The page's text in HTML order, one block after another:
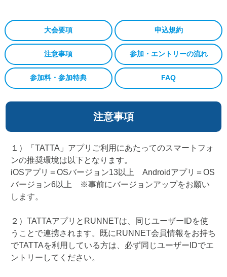
大会要項 申込規約
注意事項 参加・エントリーの流れ
参加料・参加特典 FAQ
注意事項
１）「TATTA」アプリご利用にあたってのスマートフォ
ンの推奨環境は以下となります。
iOSアプリ＝OSバージョン13以上 Androidアプリ＝OS
バージョン6以上 ※事前にバージョンアップをお願い
します。
２）TATTAアプリとRUNNETは、同じユーザーIDを使
うことで連携されます。既にRUNNET会員情報をお持ち
でTATTAを利用している方は、必ず同じユーザーIDでエ
ントリーしてください。